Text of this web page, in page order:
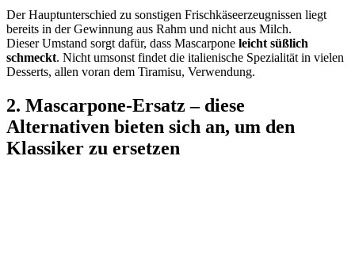
Der Hauptunterschied zu sonstigen Frischkäseerzeugnissen liegt
bereits in der Gewinnung aus Rahm und nicht aus Milch.
Dieser Umstand sorgt dafür, dass Mascarpone leicht süßlich
schmeckt. Nicht umsonst findet die italienische Spezialität in vielen
Desserts, allen voran dem Tiramisu, Verwendung.
2. Mascarpone-Ersatz – diese
Alternativen bieten sich an, um den
Klassiker zu ersetzen